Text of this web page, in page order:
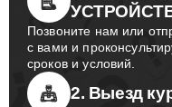
Позвоните нам или
с вами и
сроков и условий.
2. Выезд